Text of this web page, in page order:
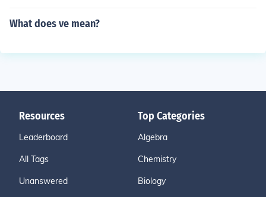
What does ve mean?
Resources
Leaderboard
All Tags
Unanswered
Top Categories
Algebra
Chemistry
Biology